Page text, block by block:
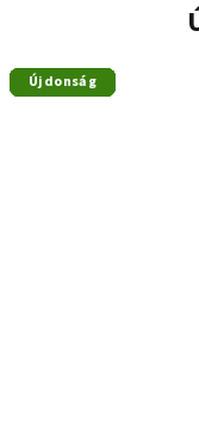
Újdonság
Újdonság
Újdonság
Újdonság
Újdonság
Újdonság